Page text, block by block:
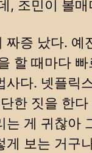
, 조민이 볼매
짜증 났다. 예
할 때마다
다. 넷플릭
한 짓을 한
는 게 귀찮아
게 보는 거구